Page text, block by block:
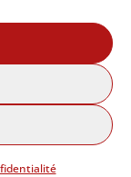
jouvence |